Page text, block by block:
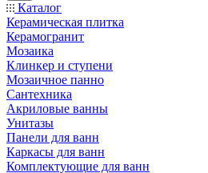
Каталог
Керамическая плитка
Керамогранит
Мозаика
Клинкер и ступени
Мозаичное панно
Сантехника
Акриловые ванны
Унитазы
Панели для ванн
Каркасы для ванн
Комплектующие для ванн